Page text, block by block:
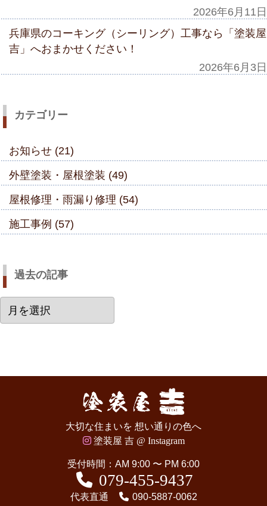
2026年6月11日
兵庫県のコーキング（シーリング）工事なら「塗装屋
吉」へおまかせください！
2026年6月3日
カテゴリー
お知らせ (21)
外壁塗装・屋根塗装 (49)
屋根修理・雨漏り修理 (54)
施工事例 (57)
過去の記事
去
大切な住まいを 想い通りの色へ
塗装屋 吉 @ Instagram
受付時間：AM 9:00 〜 PM 6:00
079-455-9437
代表直通 090-5887-0062